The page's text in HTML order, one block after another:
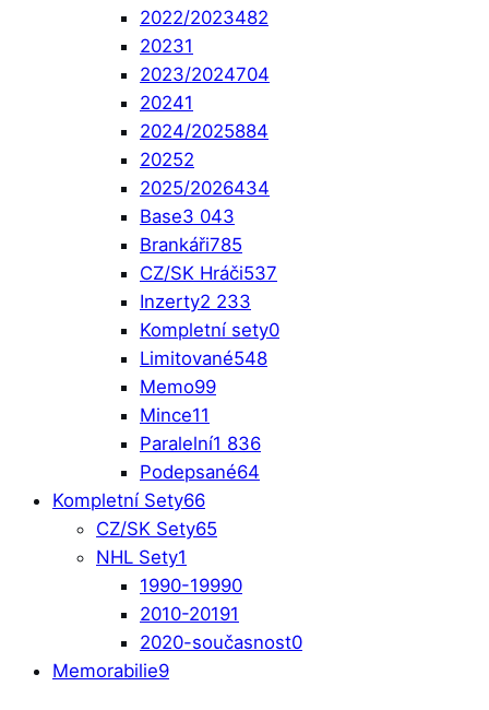
2022/2023482
20231
2023/2024704
20241
2024/2025884
20252
2025/2026434
Base3 043
Brankáři785
CZ/SK Hráči537
Inzerty2 233
Kompletní sety0
Limitované548
Memo99
Mince11
Paralelní1 836
Podepsané64
Kompletní Sety66
CZ/SK Sety65
NHL Sety1
1990-19990
2010-20191
2020-současnost0
Memorabilie9